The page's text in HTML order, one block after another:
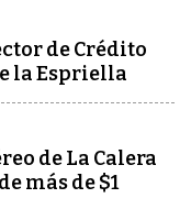
de Crédito
la Espriella
de La Calera
más de $1